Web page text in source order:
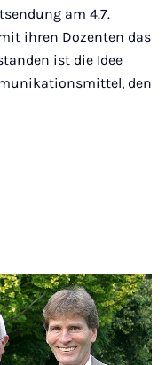
am 4.7.
ihren Dozenten das
ist die Idee
den